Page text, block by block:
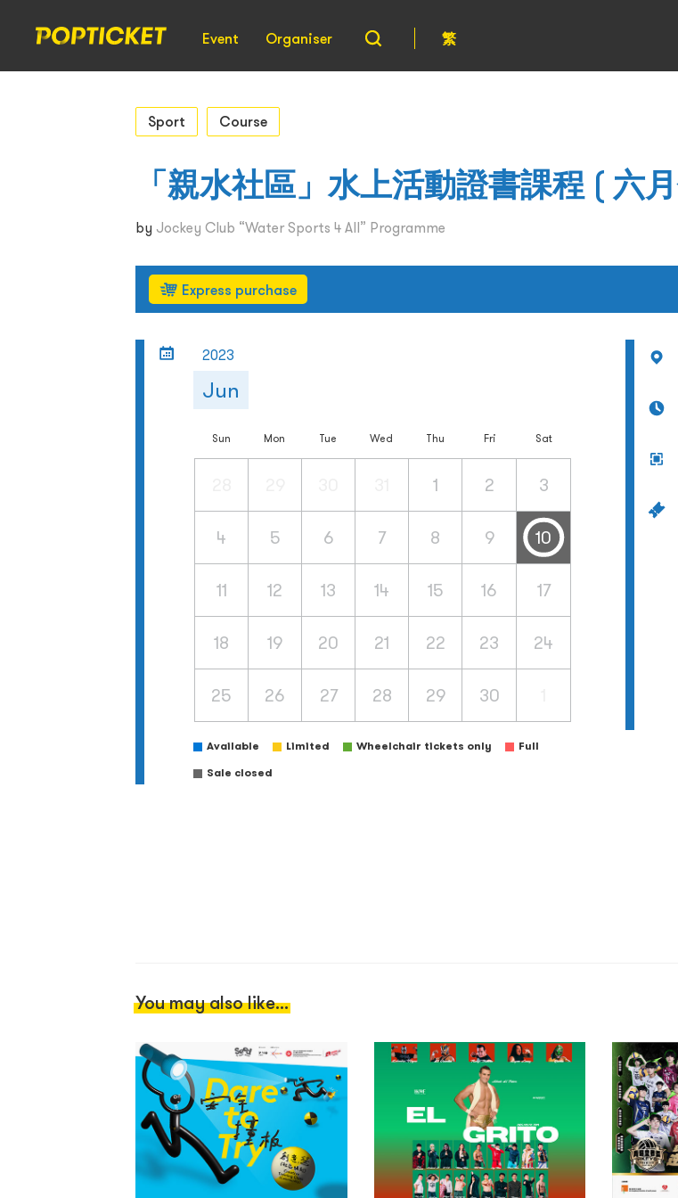
Event Organiser 繁
Sport Course
「親水社區」水上活動證書課程 ( 六
by Jockey Club “Water Sports 4 All” Programme
Express purchase
2023
Jun
Sun Mon Tue Wed Thu Fri Sat
1 2 3
4 5 6 7 8 9 10
11 12 13 14 15 16 17
18 19 20 21 22 23 24
25 26 27 28 29 30
Available Limited Wheelchair tickets only
Full
Sale closed
You may also like...